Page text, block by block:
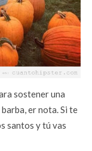
sostener una
er nota. Si te
santos y tú vas